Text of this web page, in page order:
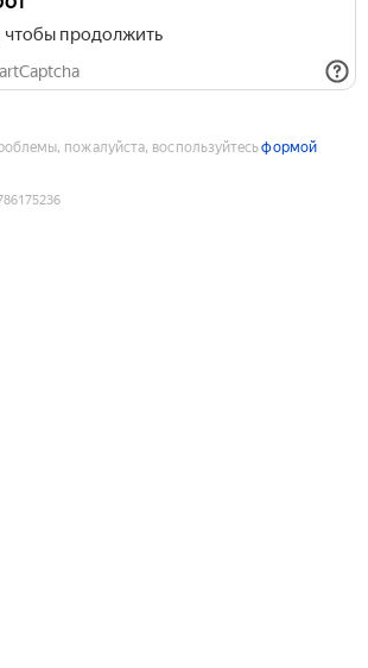
продолжить
пожалуйста, воспользуйтесьформой